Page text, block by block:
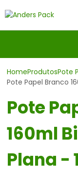
HomeProdutosPote
Pote Papel Branco
Pote
160ml
Plana -